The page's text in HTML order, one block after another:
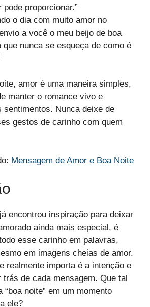
pode proporcionar.”
o dia com muito amor no
a você o meu beijo de boa
que nunca se esqueça de como é
amor é uma maneira simples,
manter o romance vivo e
sentimentos. Nunca deixe de
gestos de carinho com quem
Mensagem de Amor e Boa Noite
encontrou inspiração para deixar
ainda mais especial, é
esse carinho em palavras,
em imagens cheias de amor.
realmente importa é a intenção e
de cada mensagem. Que tal
noite” em um momento
ele?